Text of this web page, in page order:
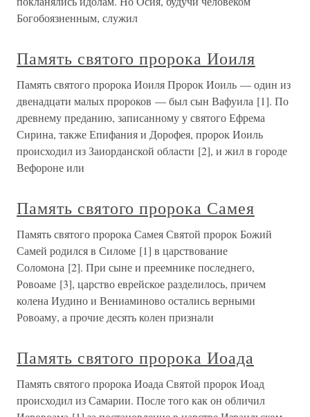
Богобоязненным, служил
Память святого пророка Иоиля
Память святого пророка Иоиля Пророк Иоиль — один из
двенадцати малых пророков — был сын Вафуила [1]. По
древнему преданию, записанному у святого Ефрема
Сирина, также Епифания и Дорофея, пророк Иоиль
происходил из Заиорданской области [2], и жил в городе
Вефороне или
Память святого пророка Самея
Память святого пророка Самея Святой пророк Божий
Самей родился в Силоме [1] в царствование
Соломона [2]. При сыне и преемнике последнего,
Ровоаме [3], царство еврейское разделилось, причем
колена Иудино и Вениаминово остались верными
Ровоаму, а прочие десять колен признали
Память святого пророка Иоада
Память святого пророка Иоада Святой пророк Иоад
происходил из Самарии. После того как он обличил